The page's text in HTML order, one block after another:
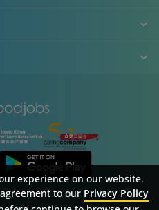
experience on our website.
to our Privacy Policy